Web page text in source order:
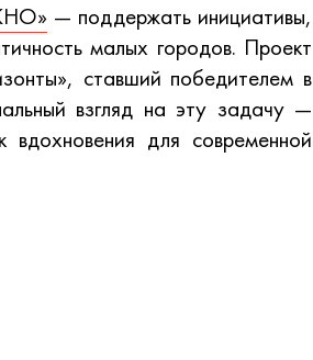
— поддержать инициативы,
малых городов. Проект
ставший победителем в
взгляд на эту задачу —
вдохновения для современной